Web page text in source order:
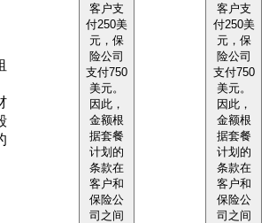
客户支
付250美
元，保
险公司
支付750
美元。
因此，
金额根
据套餐
计划的
条款在
客户和
保险公
司之间
客户支
付250美
元，保
险公司
支付750
美元。
因此，
金额根
据套餐
计划的
条款在
客户和
保险公
司之间